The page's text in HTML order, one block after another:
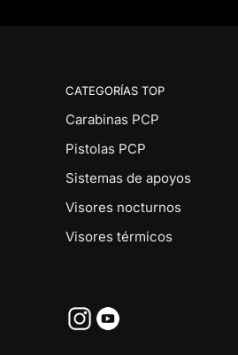
CATEGORÍAS TOP
Carabinas PCP
Pistolas PCP
Sistemas de apoyos
Visores nocturnos
Visores térmicos